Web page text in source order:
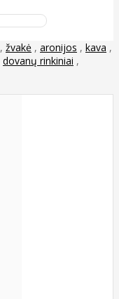
, žvakė , aronijos , kava ,
dovanų rinkiniai ,